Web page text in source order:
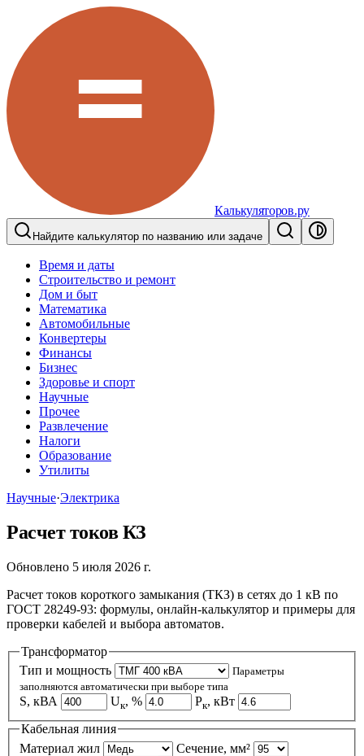
Калькуляторов.ру
Найдите калькулятор по названию или задаче
Время и даты
Строительство и ремонт
Дом и быт
Математика
Автомобильные
Конвертеры
Финансы
Бизнес
Здоровье и спорт
Научные
Прочее
Развлечение
Налоги
Образование
Утилиты
Научные·Электрика
Расчет токов КЗ
Обновлено 5 июля 2026 г.
Расчет токов короткого замыкания (ТКЗ) в сетях до 1 кВ по
ГОСТ 28249-93: формулы, онлайн-калькулятор и примеры для
проверки кабелей и выбора автоматов.
Трансформатор
Тип и мощность
Параметры
заполняются автоматически при выборе типа
S, кВА Uк, % Pк, кВт
Кабельная линия
Материал жил
Сечение, мм²